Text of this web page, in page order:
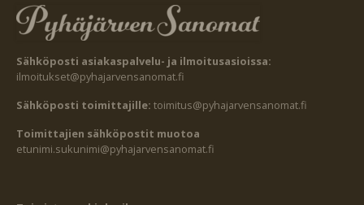
Sähköposti asiakaspalvelu- ja ilmoitusasioissa:
ilmoitukset@pyhajarvensanomat.fi
Sähköposti toimittajille: toimitus@pyhajarvensanomat.fi
Toimittajien sähköpostit muotoa
etunimi.sukunimi@pyhajarvensanomat.fi